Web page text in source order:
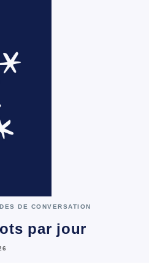
DE CONVERSATION
par jour